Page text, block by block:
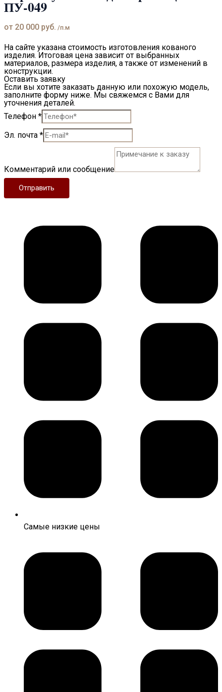
ПУ-049
от 20 000 руб. /п.м
На сайте указана стоимость изготовления кованого
изделия. Итоговая цена зависит от выбранных
материалов, размера изделия, а также от изменений в
конструкции.
Оставить заявку
Если вы хотите заказать данную или похожую модель,
заполните форму ниже. Мы свяжемся с Вами для
уточнения деталей.
Телефон *
Эл. почта *
Комментарий или сообщение
Отправить
Самые низкие цены